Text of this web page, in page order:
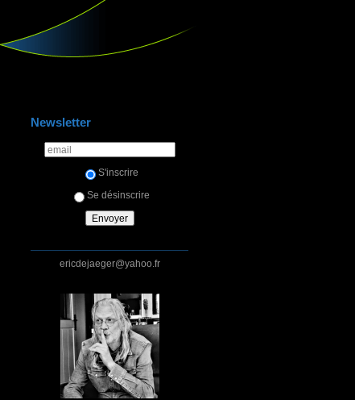
Newsletter
S'inscrire
Se désinscrire
ericdejaeger@yahoo.fr